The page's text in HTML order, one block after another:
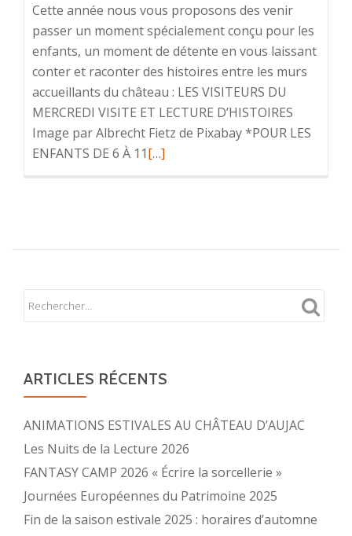
Cette année nous vous proposons des venir
passer un moment spécialement conçu pour les
enfants, un moment de détente en vous laissant
conter et raconter des histoires entre les murs
accueillants du château : LES VISITEURS DU
MERCREDI VISITE ET LECTURE D’HISTOIRES
Image par Albrecht Fietz de Pixabay *POUR LES
ENFANTS DE 6 À 11En
pour
enfants
[…]
ARTICLES RÉCENTS
ANIMATIONS ESTIVALES AU CHÂTEAU D’AUJAC
Les Nuits de la Lecture 2026
FANTASY CAMP 2026 « Écrire la sorcellerie »
Journées Européennes du Patrimoine 2025
Fin de la saison estivale 2025 : horaires d’automne